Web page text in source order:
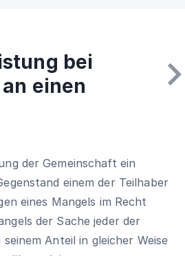
bei
einen
der Gemeinschaft ein
einem der Teilhaber
eines Mangels im Recht
der Sache jeder der
Anteil in gleicher Weise